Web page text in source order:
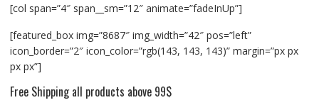
[col span=”4″ span__sm=”12″ animate=”fadeInUp”]
[featured_box img=”8687″ img_width=”42″ pos=”left”
icon_border=”2″ icon_color=”rgb(143, 143, 143)” margin=”px px
px px”]
Free Shipping all products above 99$